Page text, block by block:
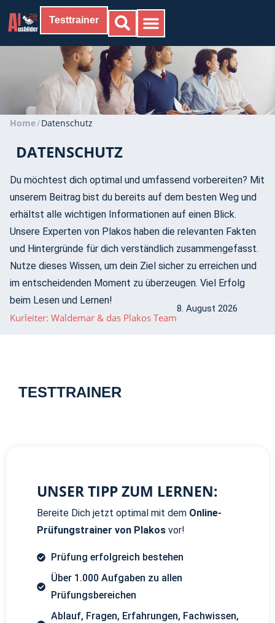
Testtrainer
DATENSCHUTZ
Home/Datenschutz
Du möchtest dich optimal und umfassend vorbereiten? Mit
unserem Beitrag bist du bereits auf dem besten Weg und
erhältst alle wichtigen Informationen auf einen Blick.
Unsere Experten von Plakos haben die relevanten Fakten
und Hintergründe für dich verständlich zusammengefasst.
Nutze dieses Wissen, um dein Ziel sicher zu erreichen und
im entscheidenden Moment zu überzeugen. Viel Erfolg
beim Lesen und Lernen!
Kurleiter: Waldemar & das Plakos Team
8. August 2026
TESTTRAINER
UNSER TIPP ZUM LERNEN:
Bereite Dich jetzt optimal mit dem Online-
Prüfungstrainer von Plakos vor!
Prüfung erfolgreich bestehen
Über 1.000 Aufgaben zu allen
Prüfungsbereichen
Ablauf, Fragen, Erfahrungen, Fachwissen,